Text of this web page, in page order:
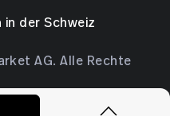
Jeep
KGM
Land Rover
der Schweiz
AG. Alle Rechte